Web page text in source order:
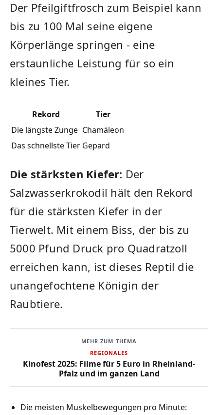
Der Pfeilgiftfrosch zum Beispiel kann
bis zu 100 ‌Mal ‌seine eigene
⁣Körperlänge springen - eine
erstaunliche Leistung für so ein
kleines‍ Tier.
Rekord
Tier
Die längste Zunge Chamäleon
Das schnellste⁣ Tier Gepard
Die stärksten​ Kiefer: Der
Salzwasserkrokodil⁤ hält‍ den Rekord
für ​die stärksten ⁤Kiefer‌ in der
Tierwelt. Mit‌ einem‍ Biss, der bis ​zu
5000 Pfund Druck pro Quadratzoll
erreichen kann, ist dieses Reptil die
unangefochtene Königin der‍
Raubtiere.
MEHR ZUM THEMA
REGIONALES
Kinofest 2025: Filme für 5 Euro in Rheinland-
Pfalz und im ganzen Land
Die meisten Muskelbewegungen ​pro Minute: